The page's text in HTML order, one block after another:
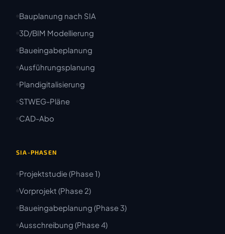
Bauplanung nach SIA
3D/BIM Modellierung
Baueingabeplanung
Ausführungsplanung
Plandigitalisierung
STWEG-Pläne
CAD-Abo
SIA-PHASEN
Projektstudie (Phase 1)
Vorprojekt (Phase 2)
Baueingabeplanung (Phase 3)
Ausschreibung (Phase 4)